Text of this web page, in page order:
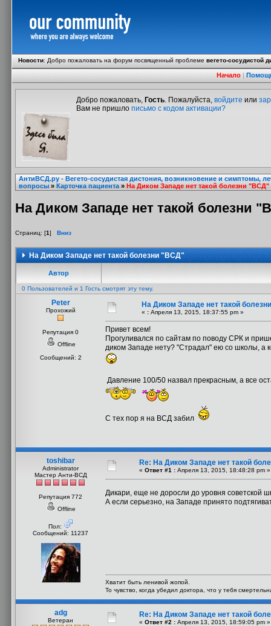
Новости:Добро пожаловать на форум посвященный проблемевегето-сосудистой
Начало|
Добро пожаловать, Гость. Пожалуйста, войдите или
Вам не пришло письмо с кодом активации?
АнтиВСД.ру - Вегето-сосудистая дистония, возникновение и симптомы,
вопросы»Карточка пациента»На Диком Западе нет такой болезни "ВСД"
На Диком Западе нет такой болезни
Страниц: [1] Вниз
На Диком Западе нет такой болезни "ВСД"
Автор
0 Пользователей и 1 Гость смотрят эту тему.
Peter
Прохожий
Репутация 0
Offline
Сообщений: 2
На Диком Западе нет такой
« : Апреля 13, 2015, 18:37:55 pm »
Привет всем!
Прогуливался по сайтам по поводу СРК и
диком Западе нету? "Страдал" ею со школы, а
Давление 100/50 назвал прекрасным, а все
С тех пор я на ВСД забил
toshibar
Administrator
Мастер Анти-ВСД
Репутация 772
Offline
Пол:
Сообщений: 11237
Re: На Диком Западе нет такой
« Ответ #1 : Апреля 13, 2015, 18:48:28 pm »
Дикари, еще не доросли до уровня советской
А если серьезно, на Западе принято
Хватит быть ленивой жопой.
То чувство, когда убедил доктора, что у тебя
adg
Ветеран
Re: На Диком Западе нет такой
« Ответ #2 : Апреля 13, 2015, 18:59:05 pm »